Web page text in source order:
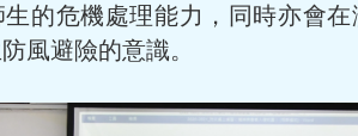
的危機處理能力，同時亦會
風避險的意識。